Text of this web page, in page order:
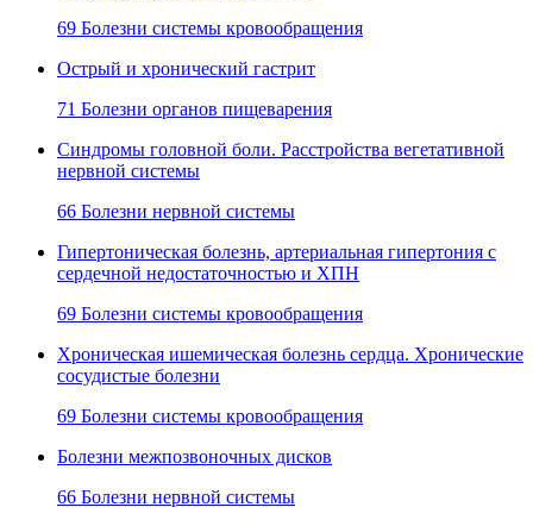
69 Болезни системы кровообращения
Острый и хронический гастрит
71 Болезни органов пищеварения
Синдромы головной боли. Расстройства вегетативной
нервной системы
66 Болезни нервной системы
Гипертоническая болезнь, артериальная гипертония с
сердечной недостаточностью и ХПН
69 Болезни системы кровообращения
Хроническая ишемическая болезнь сердца. Хронические
сосудистые болезни
69 Болезни системы кровообращения
Болезни межпозвоночных дисков
66 Болезни нервной системы